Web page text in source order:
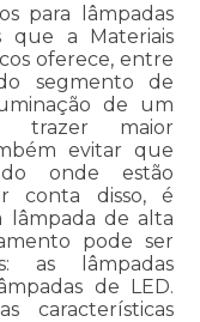
para lâmpadas
que a Materiais
oferece, entre
segmento de
de um
trazer maior
evitar que
onde estão
conta disso, é
de alta
pode ser
as lâmpadas
de LED.
características